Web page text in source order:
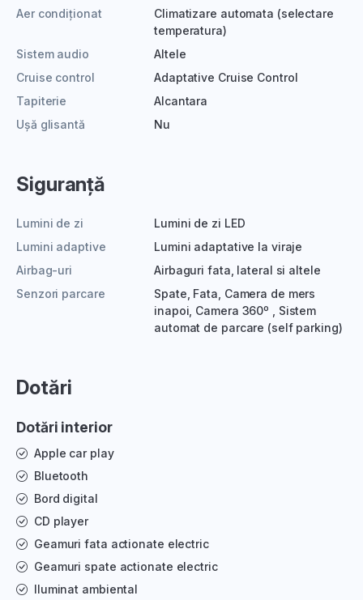
Aer condiționat
Climatizare automata (selectare
temperatura)
Sistem audio
Altele
Cruise control
Adaptative Cruise Control
Tapiterie
Alcantara
Ușă glisantă
Nu
Siguranță
Lumini de zi
Lumini de zi LED
Lumini adaptive
Lumini adaptative la viraje
Airbag-uri
Airbaguri fata, lateral si altele
Senzori parcare
Spate, Fata, Camera de mers
inapoi, Camera 360º , Sistem
automat de parcare (self parking)
Dotări
Dotări interior
Apple car play
Bluetooth
Bord digital
CD player
Geamuri fata actionate electric
Geamuri spate actionate electric
Iluminat ambiental